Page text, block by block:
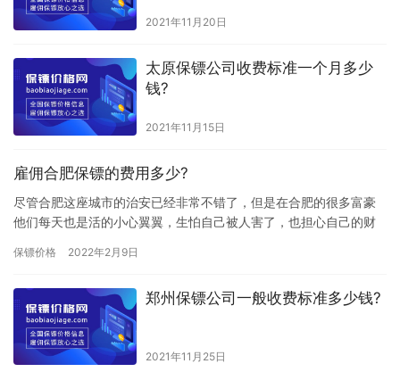
2021年11月20日
太原保镖公司收费标准一个月多少
钱?
2021年11月15日
雇佣合肥保镖的费用多少?
尽管合肥这座城市的治安已经非常不错了，但是在合肥的很多富豪
他们每天也是活的小心翼翼，生怕自己被人害了，也担心自己的财
安全，…
保镖价格 2022年2月9日
郑州保镖公司一般收费标准多少钱?
2021年11月25日